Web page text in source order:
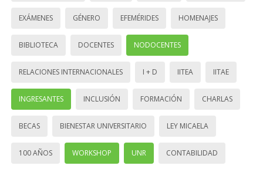
EXÁMENES GÉNERO EFEMÉRIDES HOMENAJES
BIBLIOTECA DOCENTES NODOCENTES
RELACIONES INTERNACIONALES I + D IITEA IITAE
INGRESANTES INCLUSIÓN FORMACIÓN CHARLAS
BECAS BIENESTAR UNIVERSITARIO LEY MICAELA
100 AÑOS WORKSHOP UNR CONTABILIDAD